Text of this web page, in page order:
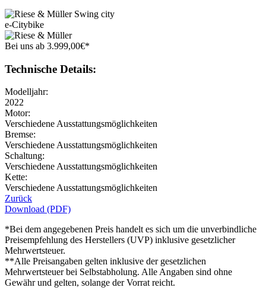
e-Citybike
Bei uns ab 3.999,00€*
Technische Details:
Modelljahr:
2022
Motor:
Verschiedene Ausstattungsmöglichkeiten
Bremse:
Verschiedene Ausstattungsmöglichkeiten
Schaltung:
Verschiedene Ausstattungsmöglichkeiten
Kette:
Verschiedene Ausstattungsmöglichkeiten
Zurück
Download (PDF)
*Bei dem angegebenen Preis handelt es sich um die unverbindliche
Preisempfehlung des Herstellers (UVP) inklusive gesetzlicher
Mehrwertsteuer.
**Alle Preisangaben gelten inklusive der gesetzlichen
Mehrwertsteuer bei Selbstabholung. Alle Angaben sind ohne
Gewähr und gelten, solange der Vorrat reicht.